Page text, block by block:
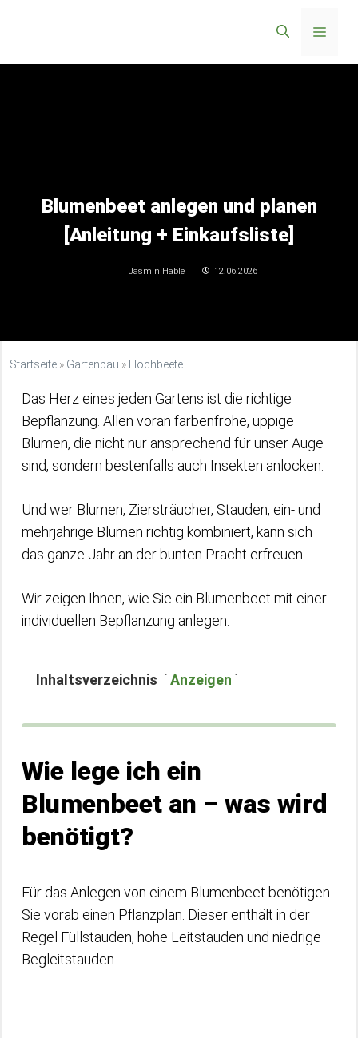
Menü
Blumenbeet anlegen und planen
[Anleitung + Einkaufsliste]
Jasmin Hable 12.06.2026
Startseite » Gartenbau » Hochbeete
Das Herz eines jeden Gartens ist die richtige
Bepflanzung. Allen voran farbenfrohe, üppige
Blumen, die nicht nur ansprechend für unser Auge
sind, sondern bestenfalls auch Insekten anlocken.
Und wer Blumen, Ziersträucher, Stauden, ein- und
mehrjährige Blumen richtig kombiniert, kann sich
das ganze Jahr an der bunten Pracht erfreuen.
Wir zeigen Ihnen, wie Sie ein Blumenbeet mit einer
individuellen Bepflanzung anlegen.
Inhaltsverzeichnis Anzeigen
Wie lege ich ein
Blumenbeet an – was wird
benötigt?
Für das Anlegen von einem Blumenbeet benötigen
Sie vorab einen Pflanzplan. Dieser enthält in der
Regel Füllstauden, hohe Leitstauden und niedrige
Begleitstauden.